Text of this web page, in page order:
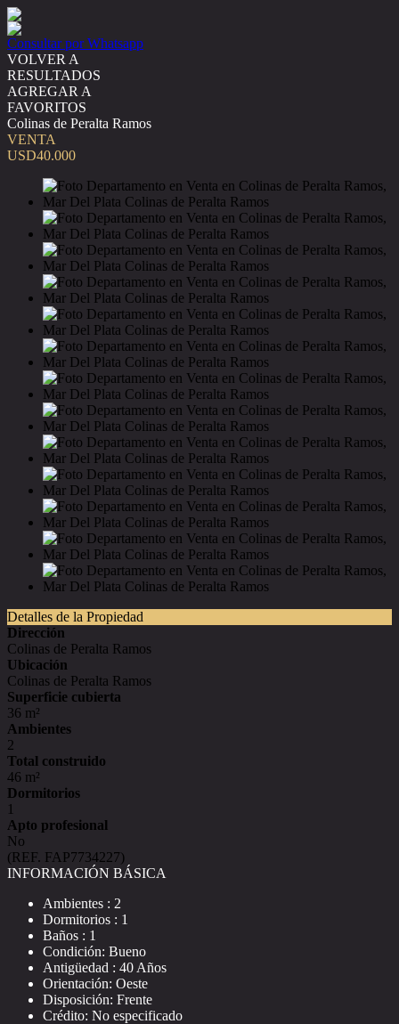
Consultar por Whatsapp
VOLVER A
RESULTADOS
AGREGAR A
FAVORITOS
Colinas de Peralta Ramos
VENTA
USD40.000
Detalles de la Propiedad
Dirección
Colinas de Peralta Ramos
Ubicación
Colinas de Peralta Ramos
Superficie cubierta
36 m²
Ambientes
2
Total construido
46 m²
Dormitorios
1
Apto profesional
No
(REF. FAP7734227)
INFORMACIÓN BÁSICA
Ambientes : 2
Dormitorios : 1
Baños : 1
Condición: Bueno
Antigüedad : 40 Años
Orientación: Oeste
Disposición: Frente
Crédito: No especificado